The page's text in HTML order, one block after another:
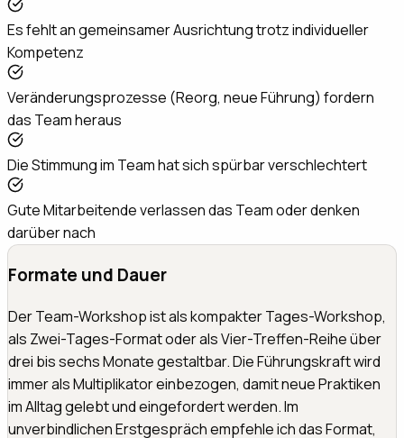
Es fehlt an gemeinsamer Ausrichtung trotz individueller
Kompetenz
Veränderungsprozesse (Reorg, neue Führung) fordern
das Team heraus
Die Stimmung im Team hat sich spürbar verschlechtert
Gute Mitarbeitende verlassen das Team oder denken
darüber nach
Formate und Dauer
Der Team-Workshop ist als kompakter Tages-Workshop,
als Zwei-Tages-Format oder als Vier-Treffen-Reihe über
drei bis sechs Monate gestaltbar. Die Führungskraft wird
immer als Multiplikator einbezogen, damit neue Praktiken
im Alltag gelebt und eingefordert werden. Im
unverbindlichen Erstgespräch empfehle ich das Format,